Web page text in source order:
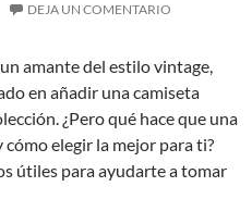
DEJA UN COMENTARIO
amante del estilo vintage,
en añadir una camiseta
¿Pero qué hace que una
cómo elegir la mejor para ti?
útiles para ayudarte a tomar